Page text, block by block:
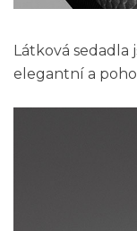
Látková sedadla
elegantní a